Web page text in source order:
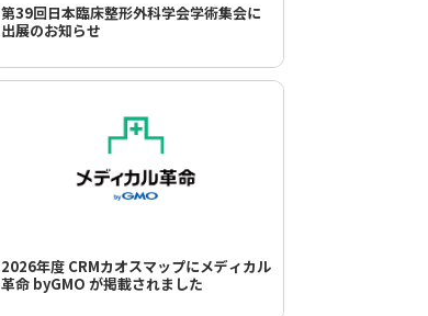
第39回日本臨床整形外科学会学術集会に
出展のお知らせ
2026年度 CRMカオスマップにメディカル
革命 byGMO が掲載されました